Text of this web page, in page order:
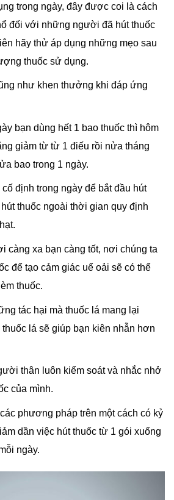
trong ngày, đây được coi là cách
đối với những người đã hút thuốc
hãy thử áp dụng những mẹo sau
thuốc sử dụng.
như khen thưởng khi đáp ứng
bạn dùng hết 1 bao thuốc thì hôm
giảm từ từ 1 điếu rồi nửa tháng
bao trong 1 ngày.
định trong ngày để bắt đầu hút
thuốc ngoài thời gian quy định
càng xa bạn càng tốt, nơi chúng ta
để tạo cảm giác uể oải sẽ có thể
thuốc.
tác hại mà thuốc lá mang lại
lá sẽ giúp bạn kiên nhẫn hơn
thân luôn kiểm soát và nhắc nhở
của mình.
phương pháp trên một cách có kỷ
dần việc hút thuốc từ 1 gói xuống
ngày.